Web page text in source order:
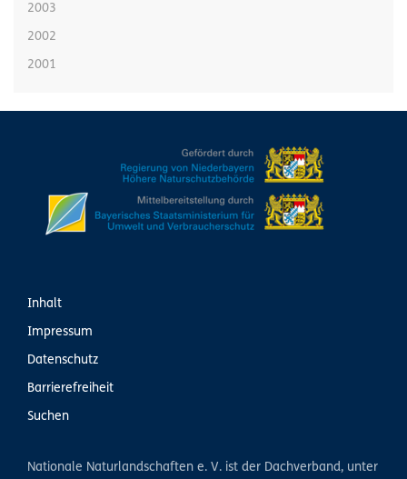
2003
2002
2001
Inhalt
Impressum
Datenschutz
Barrierefreiheit
Suchen
Nationale Naturlandschaften e. V. ist der Dachverband, unter